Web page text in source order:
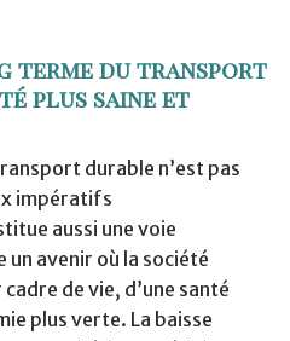
terme du transport
plus saine et
durable n’est pas
impératifs
aussi une voie
avenir où la société
de vie, d’une santé
plus verte. La baisse